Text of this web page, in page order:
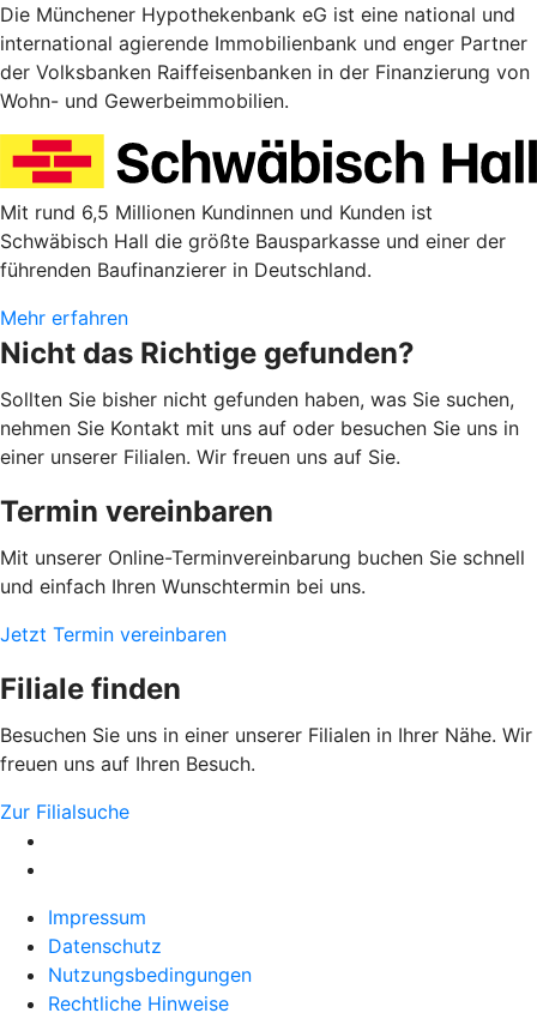
Die Münchener Hypothekenbank eG ist eine national und
international agierende Immobilienbank und enger Partner
der Volksbanken Raiffeisenbanken in der Finanzierung von
Wohn- und Gewerbeimmobilien.
Mit rund 6,5 Millionen Kundinnen und Kunden ist
Schwäbisch Hall die größte Bausparkasse und einer der
führenden Baufinanzierer in Deutschland.
Mehr erfahren
Nicht das Richtige gefunden?
Sollten Sie bisher nicht gefunden haben, was Sie suchen,
nehmen Sie Kontakt mit uns auf oder besuchen Sie uns in
einer unserer Filialen. Wir freuen uns auf Sie.
Termin vereinbaren
Mit unserer Online-Terminvereinbarung buchen Sie schnell
und einfach Ihren Wunschtermin bei uns.
Jetzt Termin vereinbaren
Filiale finden
Besuchen Sie uns in einer unserer Filialen in Ihrer Nähe. Wir
freuen uns auf Ihren Besuch.
Zur Filialsuche
Impressum
Datenschutz
Nutzungsbedingungen
Rechtliche Hinweise